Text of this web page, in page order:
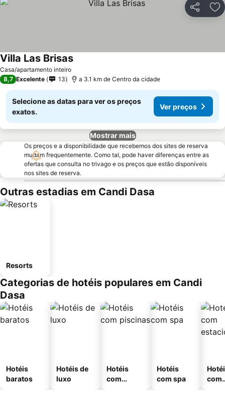
Partilhar
Casa/apartamento inteiro
Villa Las Brisas
8,7 Excelente 13 a 3.1 km de Centro da cidade
Selecione as datas para ver os preços
exatos.
Ver preços
Mostrar mais
Os preços e a disponibilidade que recebemos dos sites de reserva
mudam frequentemente. Como tal, pode haver diferenças entre as
ofertas que consulta no trivago e os preços que estão disponíveis
nos sites de reserva.
Outras estadias em Candi Dasa
Resorts
Categorias de hotéis populares em Candi
Dasa
Hotéis
baratos
Hotéis de
luxo
Hotéis
com
Hotéis
com spa
com